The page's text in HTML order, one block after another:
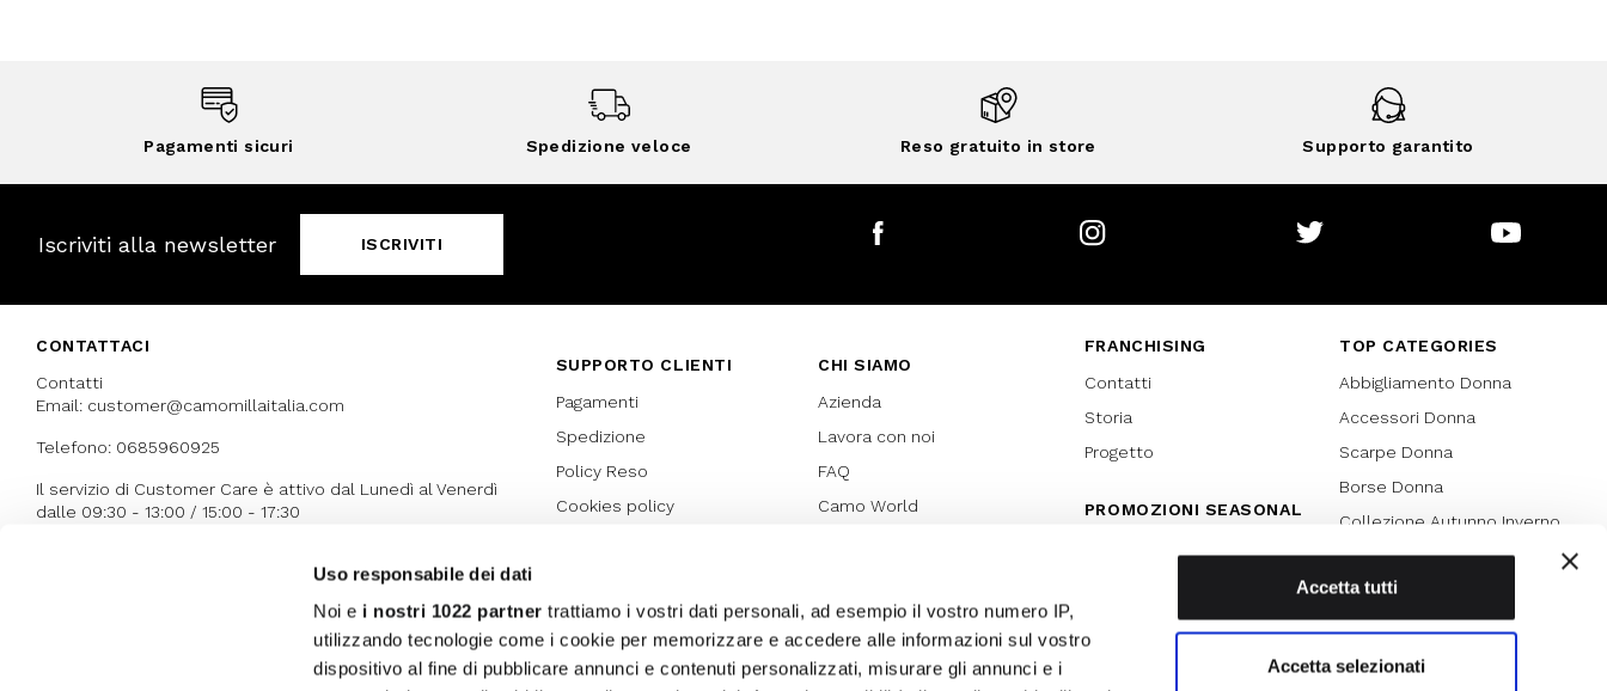
Uso responsabile dei dati
Noi e i nostri 1022 partner trattiamo i vostri dati personali, ad esempio il vostro numero IP,
utilizzando tecnologie come i cookie per memorizzare e accedere alle informazioni sul vostro
dispositivo al fine di pubblicare annunci e contenuti personalizzati, misurare gli annunci e i
Accetta tutti
Accetta selezionati
Pagamenti sicuri Spedizione veloce Reso gratuito in store Supporto garantito
Iscriviti alla newsletter ISCRIVITI
CONTATTACI
Contatti
Email: customer@camomillaitalia.com
Telefono: 0685960925
Il servizio di Customer Care è attivo dal Lunedì al Venerdì
dalle 09:30 - 13:00 / 15:00 - 17:30
SUPPORTO CLIENTI
Pagamenti
Spedizione
Policy Reso
Cookies policy
Regolamento Promozioni
Lover Card
Regolamento My Lovely
CHI SIAMO
Azienda
Lavora con noi
FAQ
Camo World
Bilancio di sostenibilità 2022
FRANCHISING
Contatti
Storia
Progetto
PROMOZIONI SEASONAL
Armocromia
TOP CATEGORIES
Abbigliamento Donna
Accessori Donna
Scarpe Donna
Borse Donna
Collezione Autunno Inverno
Collezione Primavera Estate
SPECIAL PROMOTION
Saldi
Saldi 70%